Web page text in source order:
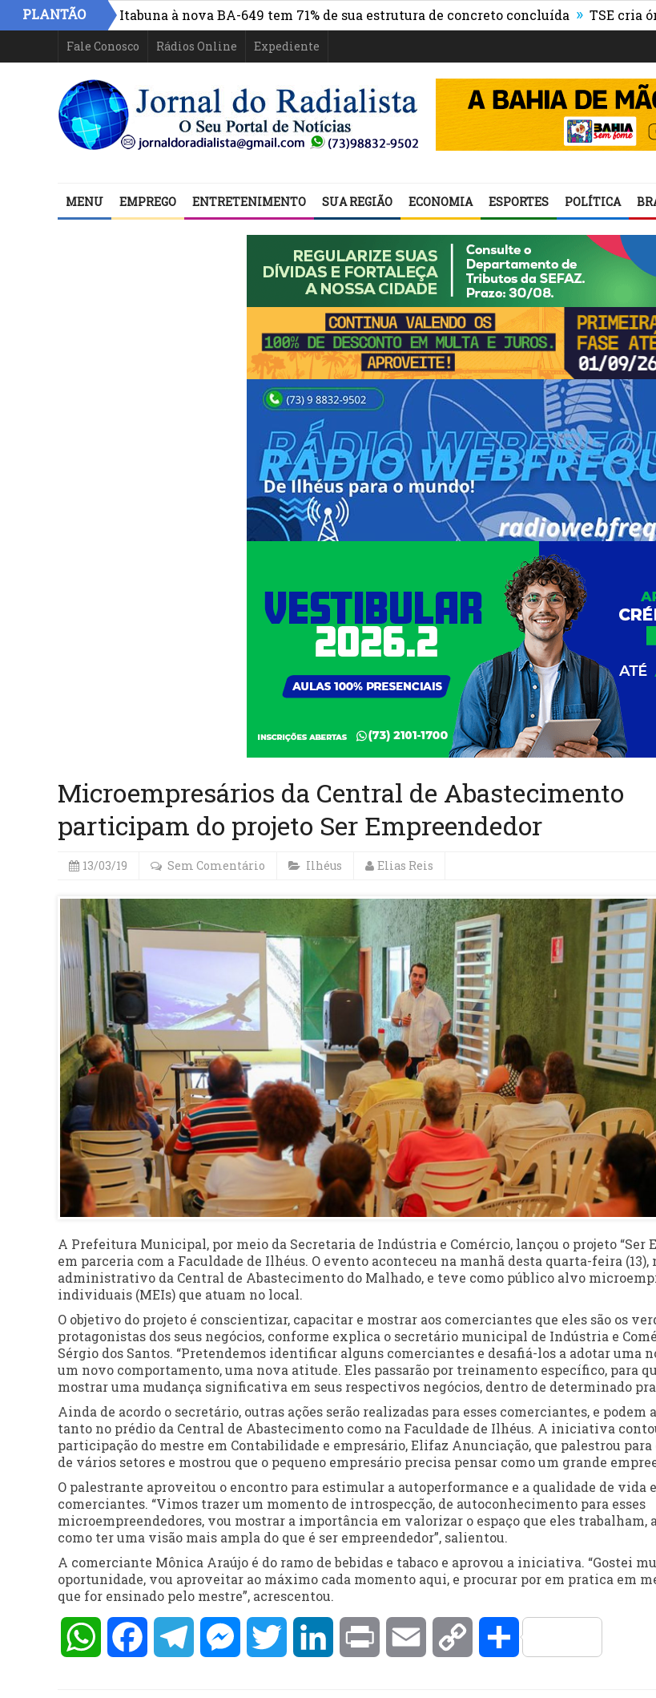
PLANTÃO
de Itabuna à nova BA-649 tem 71% de sua estrutura de concreto concluída » TSE cria órgão
Fale Conosco Rádios Online Expediente
MENU EMPREGO ENTRETENIMENTO SUA REGIÃO ECONOMIA ESPORTES POLÍTICA
Microempresários da Central de Abastecimento
participam do projeto Ser Empreendedor
13/03/19 Sem Comentário Ilhéus Elias Reis
A Prefeitura Municipal, por meio da Secretaria de Indústria e Comércio, lançou o projeto “Ser
em parceria com a Faculdade de Ilhéus. O evento aconteceu na manhã desta quarta-feira (13),
administrativo da Central de Abastecimento do Malhado, e teve como público alvo
individuais (MEIs) que atuam no local.
O objetivo do projeto é conscientizar, capacitar e mostrar aos comerciantes que eles são os
protagonistas dos seus negócios, conforme explica o secretário municipal de Indústria e
Sérgio dos Santos. “Pretendemos identificar alguns comerciantes e desafiá-los a adotar uma
um novo comportamento, uma nova atitude. Eles passarão por treinamento específico, para
mostrar uma mudança significativa em seus respectivos negócios, dentro de determinado
Ainda de acordo o secretário, outras ações serão realizadas para esses comerciantes, e podem
tanto no prédio da Central de Abastecimento como na Faculdade de Ilhéus. A iniciativa
participação do mestre em Contabilidade e empresário, Elifaz Anunciação, que palestrou
de vários setores e mostrou que o pequeno empresário precisa pensar como um grande
O palestrante aproveitou o encontro para estimular a autoperformance e a qualidade de vida
comerciantes. “Vimos trazer um momento de introspecção, de autoconhecimento para esses
microempreendedores, vou mostrar a importância em valorizar o espaço que eles trabalham, a
como ter uma visão mais ampla do que é ser empreendedor”, salientou.
A comerciante Mônica Araújo é do ramo de bebidas e tabaco e aprovou a iniciativa. “Gostei
oportunidade, vou aproveitar ao máximo cada momento aqui, e procurar por em pratica em
que for ensinado pelo mestre”, acrescentou.
WhatsAppFacebookTelegramMessengerTwitter LinkedInPrint Email Copy Compartilhar